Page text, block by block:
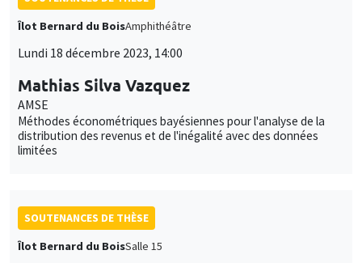
Îlot Bernard du BoisAmphithéâtre
Lundi 18 décembre 2023, 14:00
Mathias Silva Vazquez
AMSE
Méthodes économétriques bayésiennes pour l'analyse de la
distribution des revenus et de l'inégalité avec des données
limitées
SOUTENANCES DE THÈSE
Îlot Bernard du BoisSalle 15